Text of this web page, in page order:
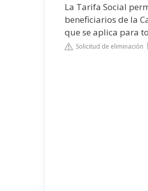
La Tarifa Social
beneficiarios de la
que se aplica para
Solicitud de eliminación